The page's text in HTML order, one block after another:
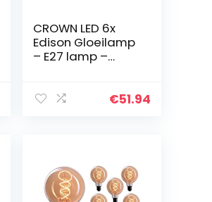
CROWN LED 6x
Edison Gloeilamp
– E27 lamp –
V, EL04 – Vintage
€51.94